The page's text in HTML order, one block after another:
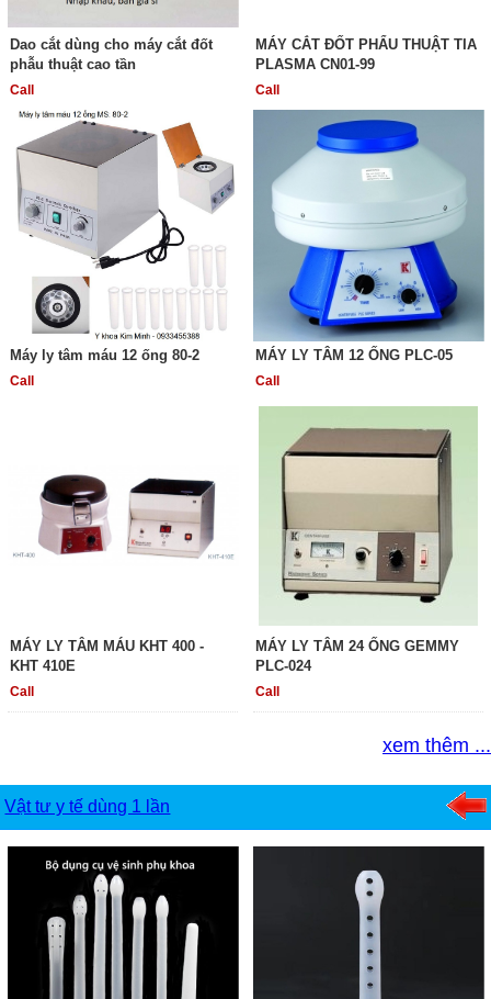
Dao cắt dùng cho máy cắt đốt
phẫu thuật cao tần
Call
MÁY CẮT ĐỐT PHẨU THUẬT TIA
PLASMA CN01-99
Call
Máy ly tâm máu 12 ống 80-2
Call
MÁY LY TÂM 12 ỐNG PLC-05
Call
MÁY LY TÂM MÁU KHT 400 -
KHT 410E
Call
MÁY LY TÂM 24 ỐNG GEMMY
PLC-024
Call
xem thêm ...
Vật tư y tế dùng 1 lần